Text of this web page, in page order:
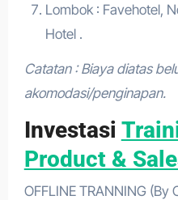
Lombok : Favehotel,
Hotel .
Catatan : Biaya diatas
akomodasi/penginapan.
Investasi
Product &
OFFLINE TRANNING (By